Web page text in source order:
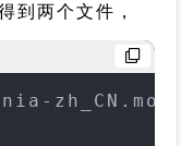
到两个文件，
zh_CN.mo